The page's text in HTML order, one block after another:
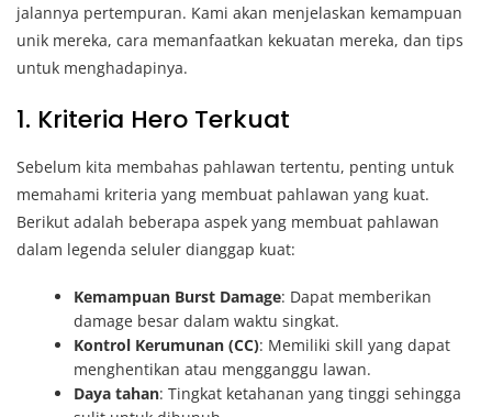
jalannya pertempuran. Kami akan menjelaskan kemampuan
unik mereka, cara memanfaatkan kekuatan mereka, dan tips
untuk menghadapinya.
1. Kriteria Hero Terkuat
Sebelum kita membahas pahlawan tertentu, penting untuk
memahami kriteria yang membuat pahlawan yang kuat.
Berikut adalah beberapa aspek yang membuat pahlawan
dalam legenda seluler dianggap kuat:
Kemampuan Burst Damage: Dapat memberikan
damage besar dalam waktu singkat.
Kontrol Kerumunan (CC): Memiliki skill yang dapat
menghentikan atau mengganggu lawan.
Daya tahan: Tingkat ketahanan yang tinggi sehingga